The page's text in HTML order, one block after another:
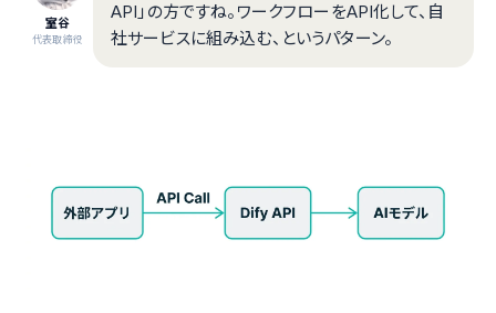
室谷
代表取締役
API」の方ですね。ワークフローをAPI化して、自
社サービスに組み込む、というパターン。